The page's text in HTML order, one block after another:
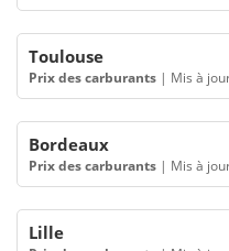
Toulouse
Prix des carburants | Mis à
Bordeaux
Prix des carburants | Mis à
Lille